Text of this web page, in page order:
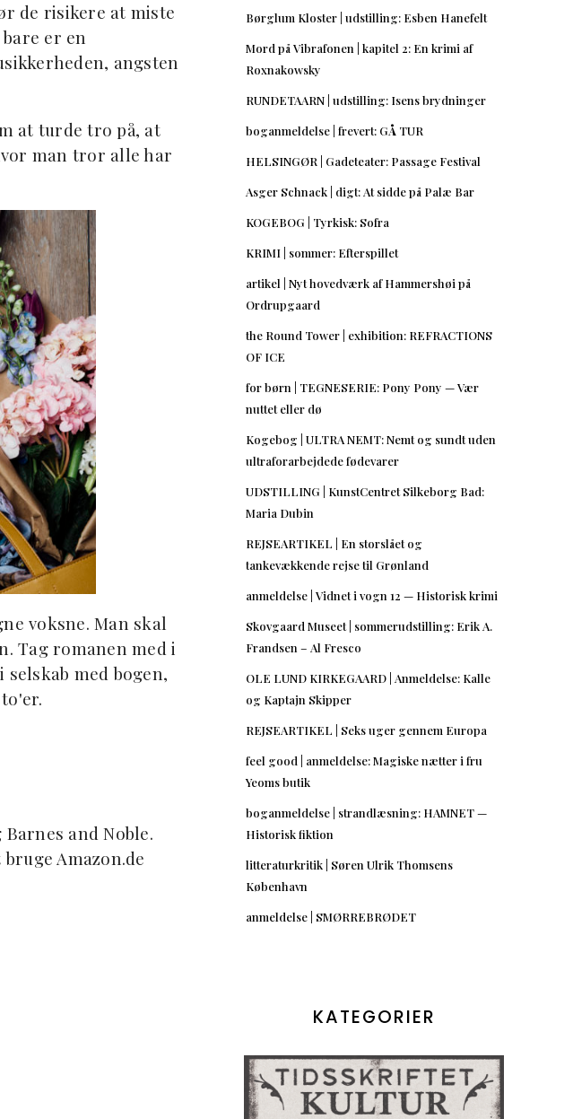
de risikere at miste
er en
angsten
at turde tro på, at
man tror alle har
voksne. Man skal
Tag romanen med i
med bogen,
and Noble.
Amazon.de
Børglum Kloster | udstilling: Esben Hanefelt
Mord på Vibrafonen | kapitel 2: En krimi af
Roxnakowsky
RUNDETAARN | udstilling: Isens brydninger
boganmeldelse | frevert: GÅ TUR
HELSINGØR | Gadeteater: Passage Festival
Asger Schnack | digt: At sidde på Palæ Bar
KOGEBOG | Tyrkisk: Sofra
KRIMI | sommer: Efterspillet
artikel | Nyt hovedværk af Hammershøi på
Ordrupgaard
the Round Tower | exhibition: REFRACTIONS
OF ICE
for børn | TEGNESERIE: Pony Pony — Vær
nuttet eller dø
Kogebog | ULTRA NEMT: Nemt og sundt uden
ultraforarbejdede fødevarer
UDSTILLING | KunstCentret Silkeborg Bad:
Maria Dubin
REJSEARTIKEL | En storslået og
tankevækkende rejse til Grønland
anmeldelse | Vidnet i vogn 12 — Historisk krimi
Skovgaard Museet | sommerudstilling: Erik A.
Frandsen – Al Fresco
OLE LUND KIRKEGAARD | Anmeldelse: Kalle
og Kaptajn Skipper
REJSEARTIKEL | Seks uger gennem Europa
feel good | anmeldelse: Magiske nætter i fru
Yeoms butik
boganmeldelse | strandlæsning: HAMNET —
Historisk fiktion
litteraturkritik | Søren Ulrik Thomsens
København
anmeldelse | SMØRREBRØDET
KATEGORIER